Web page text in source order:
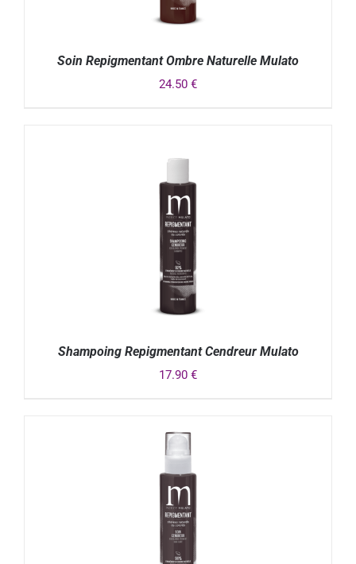
Soin Repigmentant Ombre Naturelle Mulato
24.50 €
Shampoing Repigmentant Cendreur Mulato
17.90 €